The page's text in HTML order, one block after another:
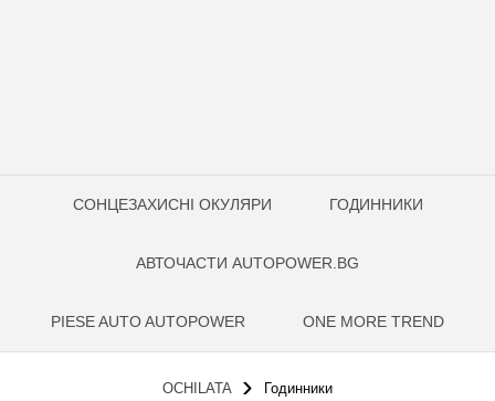
СОНЦЕЗАХИСНІ ОКУЛЯРИ ГОДИННИКИ
АВТОЧАСТИ AUTOPOWER.BG
PIESE AUTO AUTOPOWER ONE MORE TREND
OCHILATA Годинники